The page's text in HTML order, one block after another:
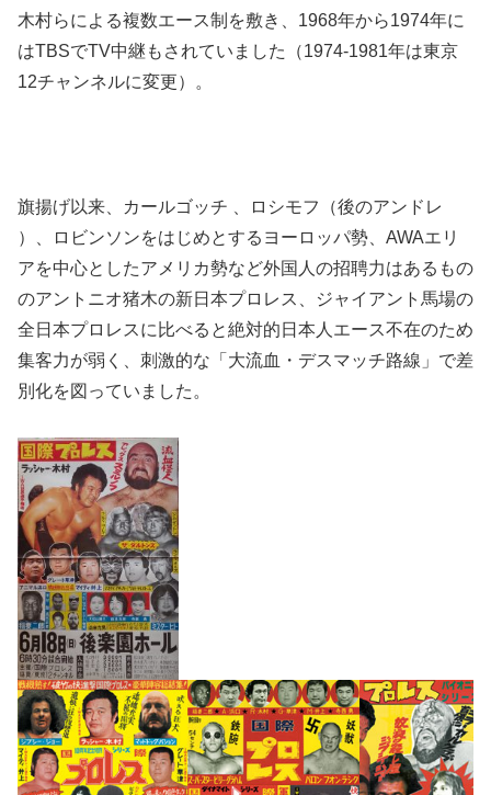
木村らによる複数エース制を敷き、1968年から1974年に
はTBSでTV中継もされていました（1974-1981年は東京
12チャンネルに変更）。
旗揚げ以来、カールゴッチ 、ロシモフ（後のアンドレ
）、ロビンソンをはじめとするヨーロッパ勢、AWAエリ
アを中心としたアメリカ勢など外国人の招聘力はあるもの
のアントニオ猪木の新日本プロレス、ジャイアント馬場の
全日本プロレスに比べると絶対的日本人エース不在のため
集客力が弱く、刺激的な「大流血・デスマッチ路線」で差
別化を図っていました。